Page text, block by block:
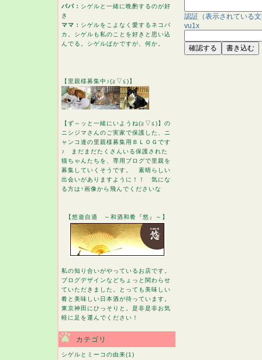
パパ： シゲルと一緒に晩酌するのが好
き
ママ： シゲルをこよなく愛するネコバ
カ。シゲルも私のことを好きと思い込
んでる。シゲルばかですが、何か。
【里親様募集中♪(≧▽≦)】
【ず～ッと一緒にいようね(≧▽≦)】の
ニシジマさんのご実家で保護した、ニ
ャンコ達の里親様募集用ＢＬＯＧです
♪ まだまだたくさんいる保護された
猫ちゃんたちを、専用ブログで里親を
募集していくそうです。 素晴らしい
出会いがありますように！！ 気にな
る方は↑画像から飛んでくださいな
【悠遊自適 ～和酒和肴『悠』～】
私の知り合いがやっているお店です。
ブログデザインなどちょっと関わらせ
ていただきました。とっても美味しい
肴と美味しい日本酒が待っています。
東京神田にひっそりと。是非是非お気
軽に足を運んでください！
カテゴリ
シゲルとミーコの由来(1)
認証（表示されている
vu1x